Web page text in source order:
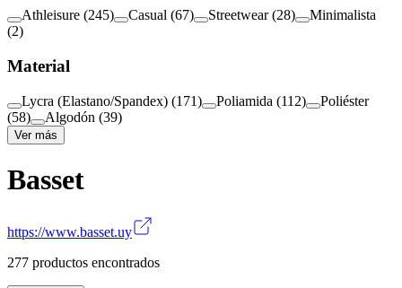
Athleisure (245) Casual (67) Streetwear (28)
Minimalista
(2)
Material
Lycra (Elastano/Spandex) (171) Poliamida (112)
Poliéster
(58) Algodón (39)
Ver más
Basset
https://www.basset.uy
277 productos encontrados